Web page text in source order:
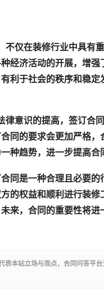
仅在装修行业中具有
经济活动的开展，增
利于社会的秩序和稳定
律意识的提高，签订合
同的要求会更加严格
种趋势，进一步提高合
同是一种合理且必要
的权益和顺利进行装
来，合同的重要性将
表本站立场与观点，合同问答平